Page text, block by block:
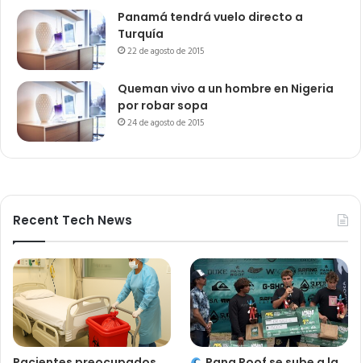
Panamá tendrá vuelo directo a
Turquía
22 de agosto de 2015
Queman vivo a un hombre en Nigeria
por robar sopa
24 de agosto de 2015
Recent Tech News